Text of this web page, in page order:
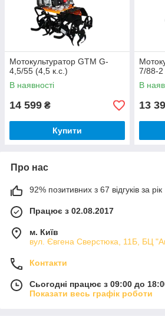
Мотокультуратор GTM G-
4,5/55 (4,5 к.с.)
В наявності
14 599 ₴
Купити
7/88-2
В
13
Про нас
92% позитивних з 67 відгуків за рік
Працює з 02.08.2017
м. Київ
вул. Євгена Сверстюка, 11Б, БЦ
Контакти
Сьогодні працює з 09:00 до
Показати весь графік роботи